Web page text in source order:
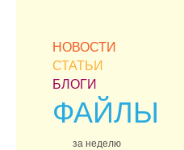
НОВОСТИ
СТАТЬИ
БЛОГИ
ФАЙЛЫ
за неделю